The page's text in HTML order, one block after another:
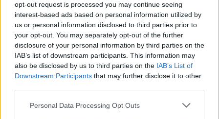
opt-out request is processed you may continue seeing
interest-based ads based on personal information utilized by
us or personal information disclosed to third parties prior to
your opt-out. You may separately opt-out of the further
disclosure of your personal information by third parties on the
IAB’s list of downstream participants. This information may
also be disclosed by us to third parties on the IAB’s List of
Downstream Participants that may further disclose it to other
Personal Data Processing Opt Outs